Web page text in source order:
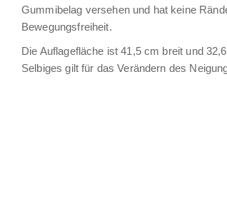
Gummibelag versehen und hat keine
Bewegungsfreiheit.
Die Auflagefläche ist 41,5 cm breit und
Selbiges gilt für das Verändern des